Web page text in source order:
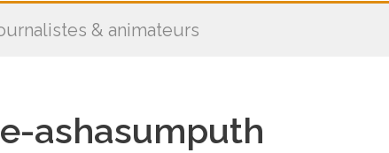
& animateurs
ashasumputh